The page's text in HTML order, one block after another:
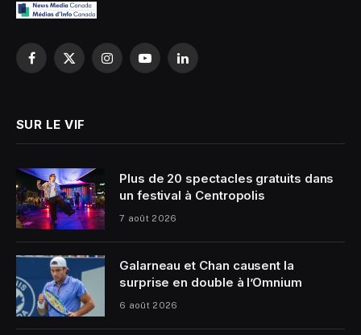
Facebook
X
InstagramYouTubeLinkedIn
SUR LE VIF
Plus de 20 spectacles gratuits dans
un festival à Centropolis
7 août 2026
Galarneau et Chan causent la
surprise en double à l’Omnium
6 août 2026